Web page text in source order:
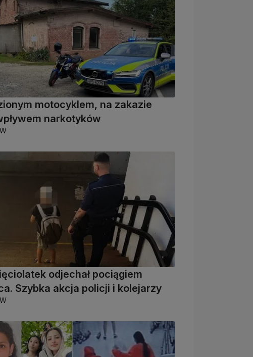
motocyklem, na zakazie
narkotyków
odjechał pociągiem
Szybka akcja policji i kolejarzy